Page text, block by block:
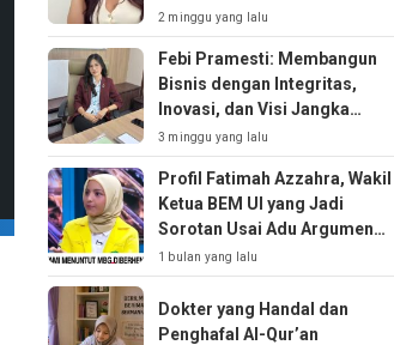
Kuat
2 minggu yang lalu
Febi Pramesti: Membangun
Bisnis dengan Integritas,
Inovasi, dan Visi Jangka
Panjang
3 minggu yang lalu
Profil Fatimah Azzahra, Wakil
Ketua BEM UI yang Jadi
Sorotan Usai Adu Argumen
soal MBG
1 bulan yang lalu
Dokter yang Handal dan
Penghafal Al-Qur’an